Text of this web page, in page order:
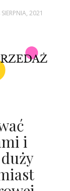
2021
i